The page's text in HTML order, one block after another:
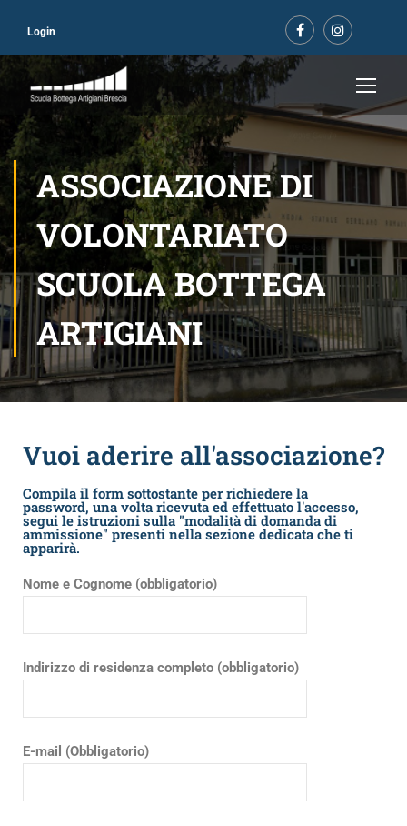
Login
ASSOCIAZIONE DI
VOLONTARIATO
SCUOLA BOTTEGA
ARTIGIANI
Vuoi aderire all'associazione?
Compila il form sottostante per richiedere la
password, una volta ricevuta ed effettuato l'accesso,
segui le istruzioni sulla "modalità di domanda di
ammissione" presenti nella sezione dedicata che ti
apparirà.
Nome e Cognome (obbligatorio)
Indirizzo di residenza completo (obbligatorio)
E-mail (Obbligatorio)